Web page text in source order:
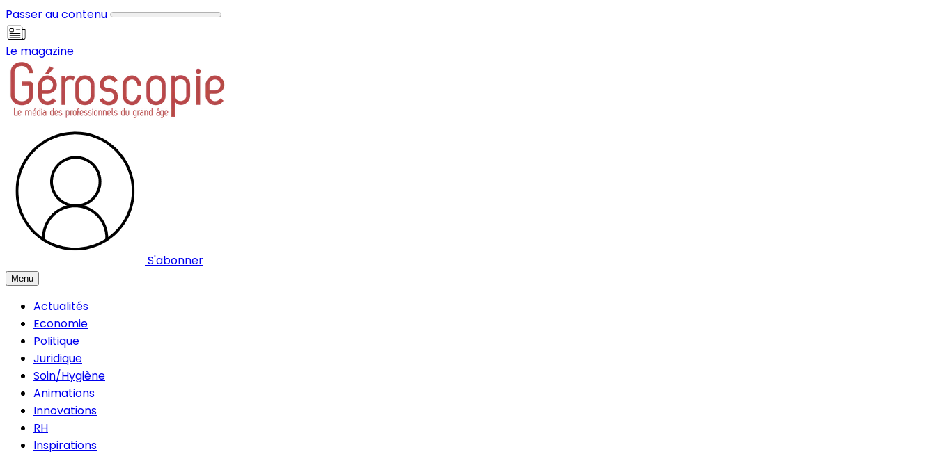
Passer au contenu
Le magazine
S'abonner
Menu
Actualités
Economie
Politique
Juridique
Soin/Hygiène
Animations
Innovations
RH
Inspirations
Panneau de gestion des cookies